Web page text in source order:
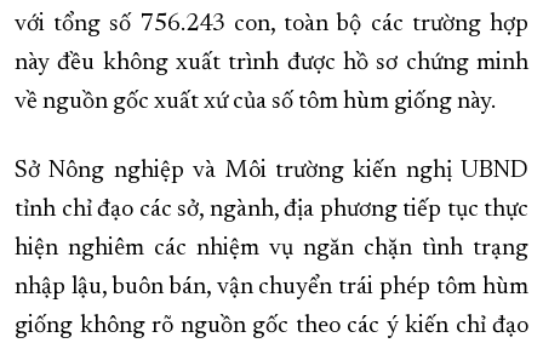
với tổng số 756.243 con, toàn bộ các trường hợp
này đều không xuất trình được hồ sơ chứng minh
về nguồn gốc xuất xứ của số tôm hùm giống này.
Sở Nông nghiệp và Môi trường kiến nghị UBND
tỉnh chỉ đạo các sở, ngành, địa phương tiếp tục thực
hiện nghiêm các nhiệm vụ ngăn chặn tình trạng
nhập lậu, buôn bán, vận chuyển trái phép tôm hùm
giống không rõ nguồn gốc theo các ý kiến chỉ đạo